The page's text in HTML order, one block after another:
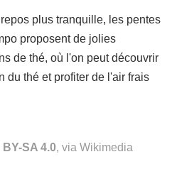
plus tranquille, les pentes
proposent de jolies
de thé, où l'on peut découvrir
du thé et profiter de l'air frais
BY-SA 4.0, via Wikimedia